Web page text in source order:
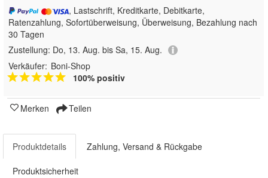
, Lastschrift, Kreditkarte, Debitkarte,
Ratenzahlung, Sofortüberweisung, Überweisung, Bezahlung nach
30 Tagen
Zustellung: Do, 13. Aug. bis Sa, 15. Aug.
Verkäufer: Boni-Shop
100% positiv
Merken Teilen
Produktdetails Zahlung, Versand & Rückgabe
Produktsicherheit